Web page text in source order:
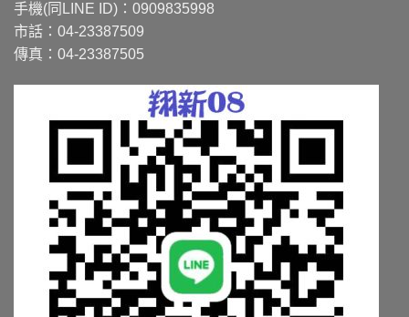
手機(同LINE ID)：0909835998
市話：04-23387509
傳真：04-23387505